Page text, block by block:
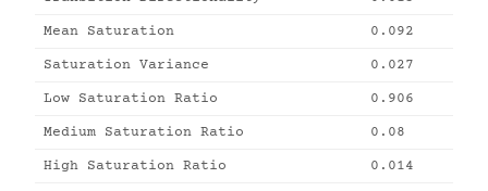
Mean Saturation 0.092
Saturation Variance 0.027
Low Saturation Ratio 0.906
Medium Saturation Ratio 0.08
High Saturation Ratio 0.014